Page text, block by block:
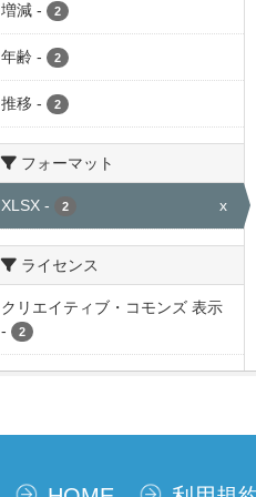
増減 - 2
年齢 - 2
推移 - 2
フォーマット
XLSX - 2 x
ライセンス
クリエイティブ・コモンズ 表示
-
2